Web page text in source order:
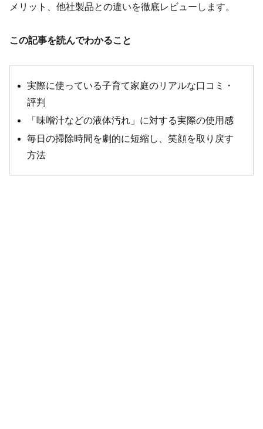
メリット、他社製品との違いを徹底レビューします。
この記事を読んでわかること
実際に使っている子育て家庭のリアルな口コミ・
評判
「味噌汁などの液体汚れ」に対する実際の使用感
毎日の掃除時間を劇的に短縮し、笑顔を取り戻す
方法